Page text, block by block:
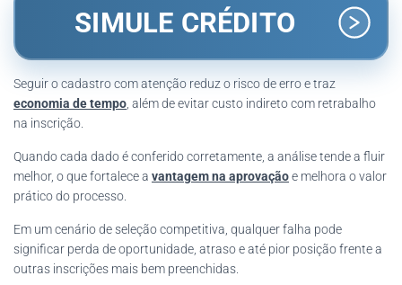
SIMULE CRÉDITO
Seguir o cadastro com atenção reduz o risco de erro e traz
economia de tempo , além de evitar custo indireto com retrabalho
na inscrição.
Quando cada dado é conferido corretamente, a análise tende a fluir
melhor, o que fortalece a vantagem na aprovaçãoe melhora o valor
prático do processo.
Em um cenário de seleção competitiva, qualquer falha pode
significar perda de oportunidade, atraso e até pior posição frente a
outras inscrições mais bem preenchidas.